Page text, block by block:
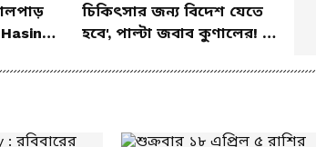
|
চিকিৎসার জন্য বিদেশ যেতে
হবে', পাল্টা জবাব কুণালের! |